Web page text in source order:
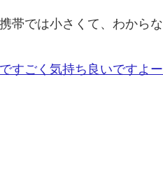
帯では小さくて、わからな
すごく気持ち良いですよー